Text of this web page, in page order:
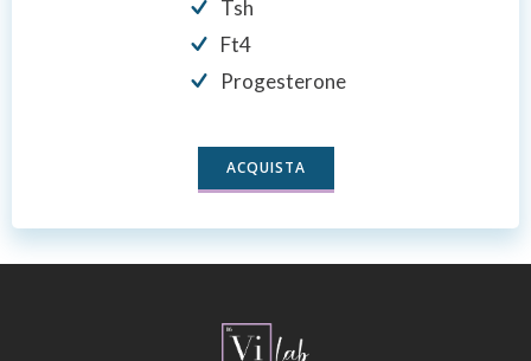
Tsh
Ft4
Progesterone
ACQUISTA